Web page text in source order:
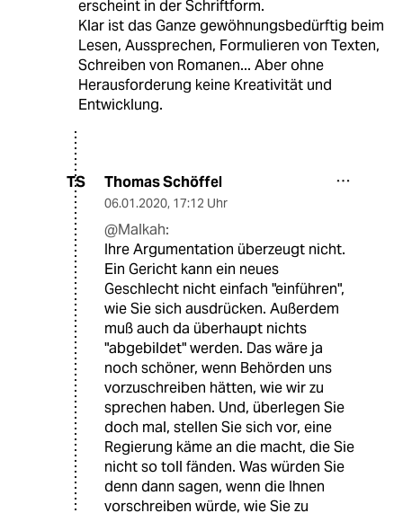
erscheint in der Schriftform.
Klar ist das Ganze gewöhnungsbedürftig beim
Lesen, Aussprechen, Formulieren von Texten,
Schreiben von Romanen... Aber ohne
Herausforderung keine Kreativität und
Entwicklung.
TS Thomas Schöffel
06.01.2020, 17:12 Uhr
@Malkah:
Ihre Argumentation überzeugt nicht.
Ein Gericht kann ein neues
Geschlecht nicht einfach "einführen",
wie Sie sich ausdrücken. Außerdem
muß auch da überhaupt nichts
"abgebildet" werden. Das wäre ja
noch schöner, wenn Behörden uns
vorzuschreiben hätten, wie wir zu
sprechen haben. Und, überlegen Sie
doch mal, stellen Sie sich vor, eine
Regierung käme an die macht, die Sie
nicht so toll fänden. Was würden Sie
denn dann sagen, wenn die Ihnen
vorschreiben würde, wie Sie zu